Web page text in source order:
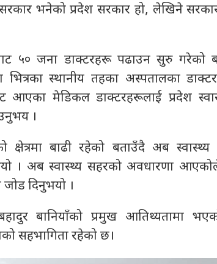
भनेको प्रदेश सरकार हो, लेखिने
५० जना डाक्टरहरू पढाउन सुरु गरेको
भित्रका स्थानीय तहका अस्पतालका
आएका मेडिकल डाक्टरहरूलाई प्रदेश
।
क्षेत्रमा बाढी रहेको बताउँदै अब स्वास्थ्य
। अब स्वास्थ्य सहरको अवधारणा
जोड दिनुभयो ।
बानियाँको प्रमुख आतिथ्यतामा
सहभागिता रहेको छ।